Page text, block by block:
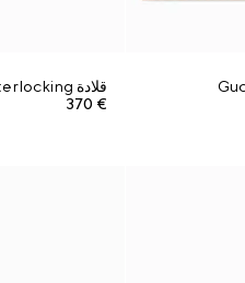
قلادة Gucci Interlocking من الحبل المغناطيسي
€ 370